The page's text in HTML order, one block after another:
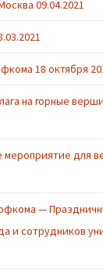
09.04.2021
18 октября
на горные
мероприятие для
—
и сотрудников